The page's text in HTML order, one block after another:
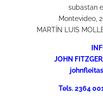
subastan
Montevideo,
MARTÍN LUIS
JOHN
Tels. 2364